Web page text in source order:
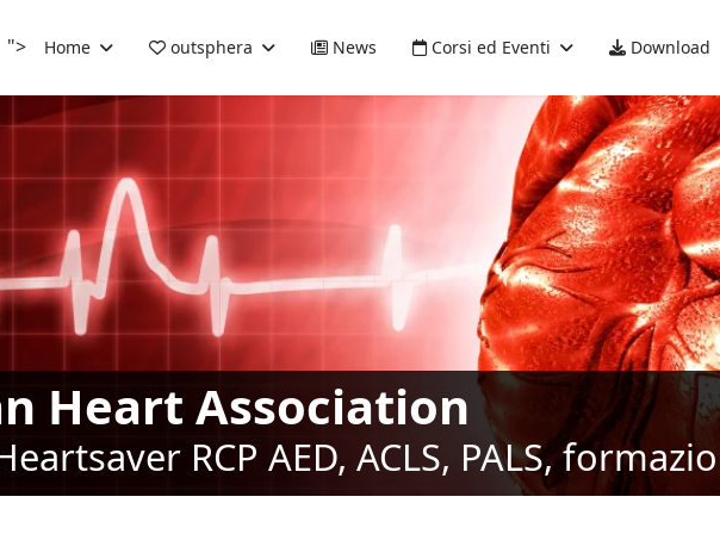
"> Home outsphera News Corsi ed Eventi Download
Heart Association
RCP AED, ACLS, PALS,